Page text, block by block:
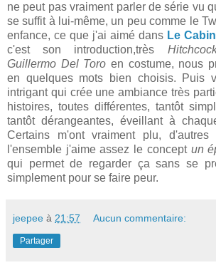
ne peut pas vraiment parler de série vu
se suffit à lui-même, un peu comme le
enfance, ce que j'ai aimé dans Le
c'est son introduction,très
Guillermo Del Toro en costume, nous
en quelques mots bien choisis. Puis
intrigant qui crée une ambiance très
histoires, toutes différentes, tantôt
tantôt dérangeantes, éveillant à
Certains m'ont vraiment plu,
l'ensemble j'aime assez le concept un
qui permet de regarder ça sans se
simplement pour se faire peur.
jeepee à 21:57 Aucun commentaire:
Partager